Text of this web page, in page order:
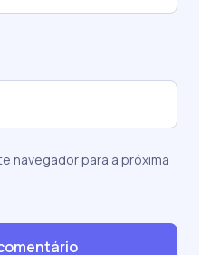
navegador para a próxima